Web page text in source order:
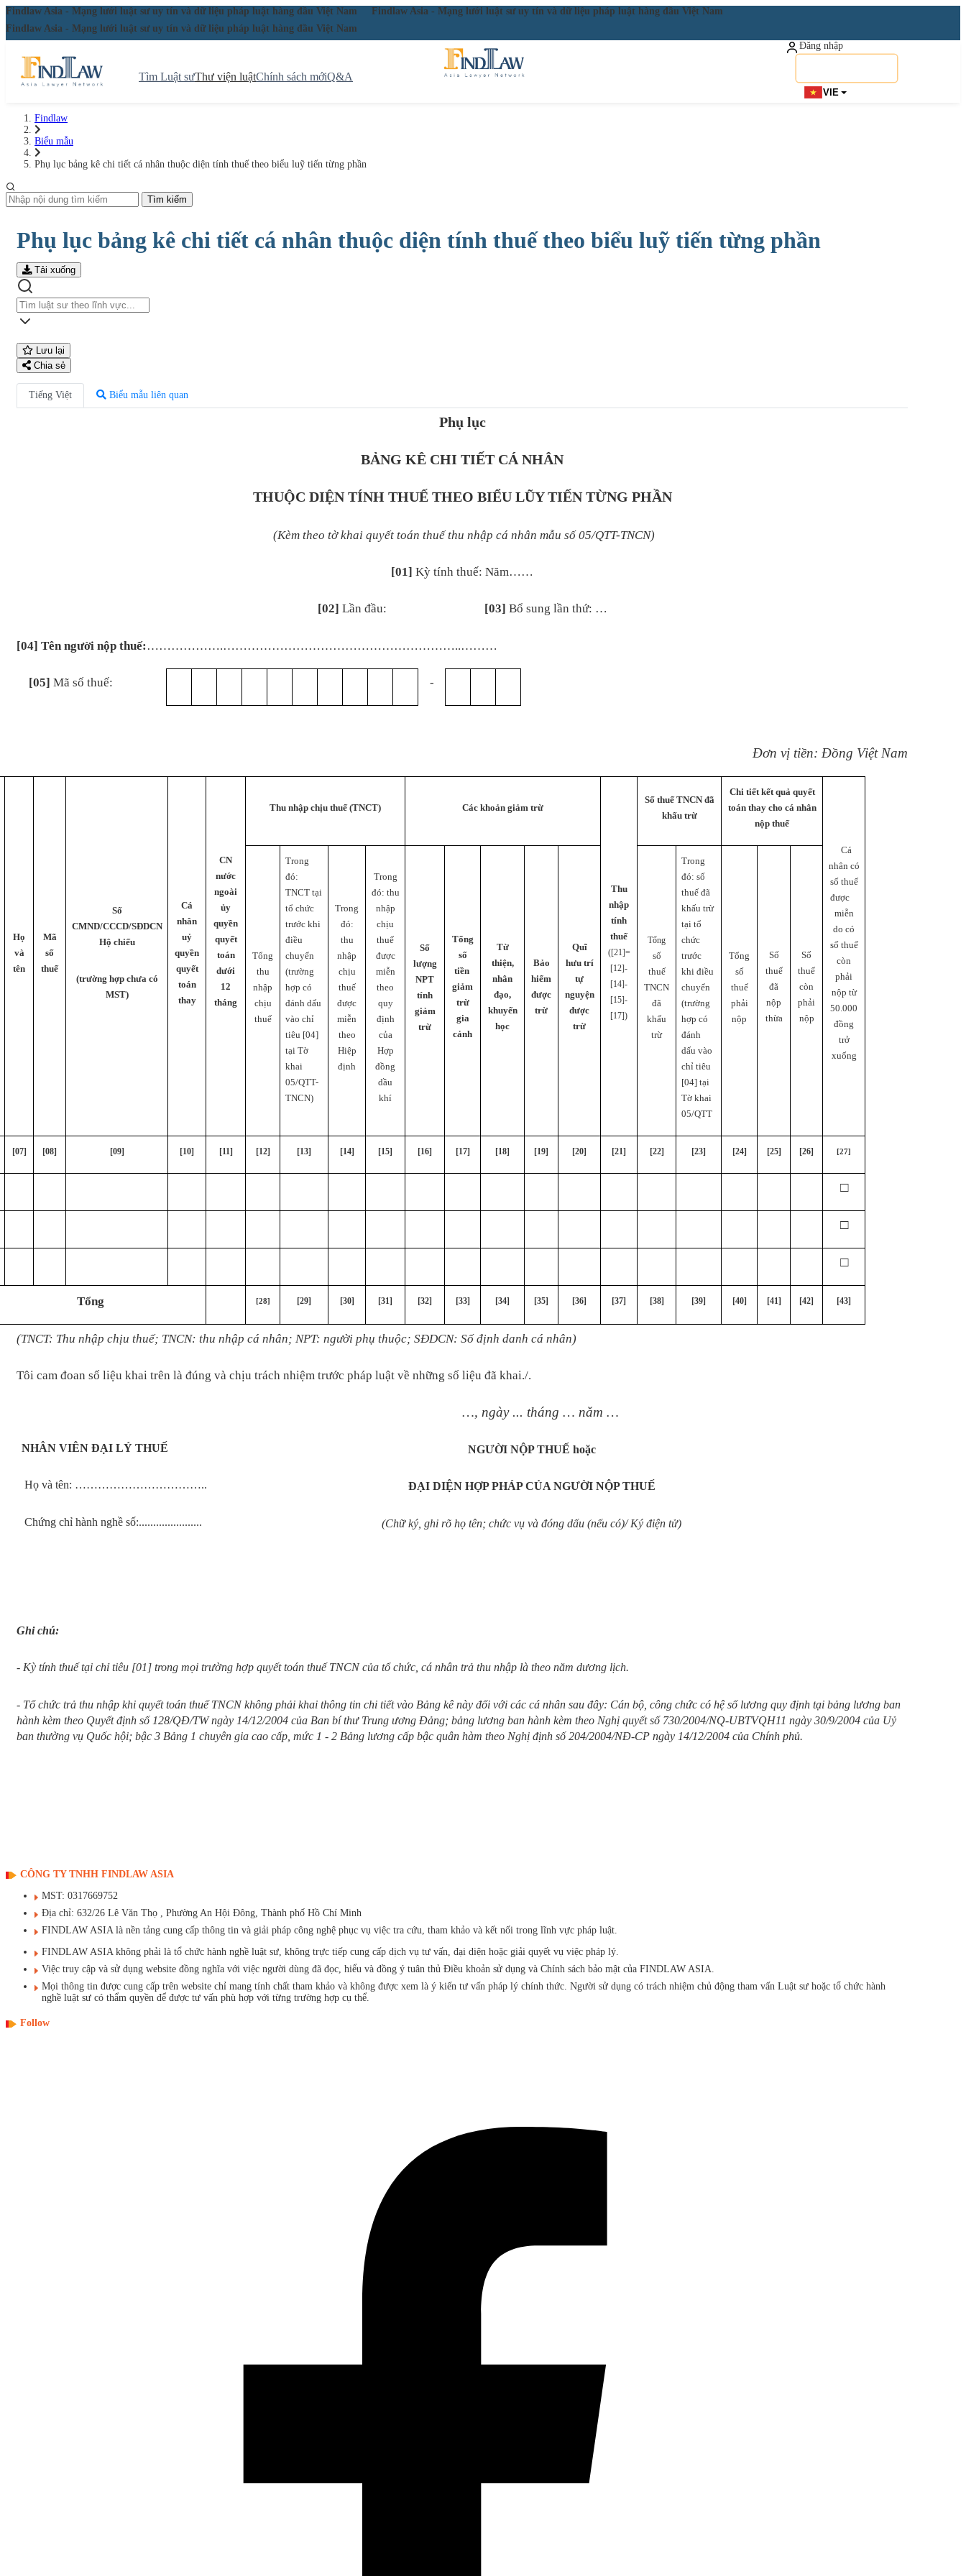
Findlaw Asia - Mạng lưới luật sư uy tín và dữ liệu pháp luật hàng đầu Việt Nam
Findlaw Asia - Mạng lưới luật sư uy tín và dữ liệu pháp luật hàng đầu Việt Nam
Findlaw Asia - Mạng lưới luật sư uy tín và dữ liệu pháp luật hàng đầu Việt Nam
Đăng nhập
VIE
Tìm Luật sưThư viện luậtChính sách mớiQ&A
Findlaw
Biểu mẫu
Phụ lục bảng kê chi tiết cá nhân thuộc diện tính thuế theo biểu luỹ tiến từng phần
Tìm kiếm
Phụ lục bảng kê chi tiết cá nhân thuộc diện tính thuế theo biểu luỹ tiến từng phần
Tải xuống
Lưu lại
Chia sẻ
Tiếng Việt Biểu mẫu liên quan
Phụ lục
BẢNG KÊ CHI TIẾT CÁ NHÂN
THUỘC DIỆN TÍNH THUẾ THEO BIỂU LŨY TIẾN TỪNG PHẦN
(Kèm theo tờ khai quyết toán thuế thu nhập cá nhân mẫu số 05/QTT-TNCN)
[01] Kỳ tính thuế: Năm……
[02] Lần đầu: [03] Bổ sung lần thứ: …
[04] Tên người nộp thuế: ……………….…………………………………………………..………
[05]Mã số thuế: -
Đơn vị tiền: Đồng Việt Nam
Họ
và
tên
Mã
số
thuế
Số
CMND/CCCD/SĐDCN
Hộ chiếu
(trường hợp chưa có
MST)
Cá
nhân
uỷ
quyền
quyết
toán
thay
Thu nhập chịu thuế (TNCT) Các khoản giảm trừ
Thu
nhập
tính
thuế
([21]=
[12]-
[14]-
[15]-
[17])
Số thuế TNCN đã
khấu trừ
Chi tiết kết quả quyết
toán thay cho cá nhân
nộp thuế
Cá
nhân có
số thuế
được
miễn
do có
số thuế
còn
phải
nộp từ
50.000
đồng
trở
xuống
CN
nước
ngoài
ủy
quyền
quyết
toán
dưới
12
tháng
Tổng
thu
nhập
chịu
thuế
Trong
đó:
TNCT tại
tổ chức
trước khi
điều
chuyển
(trường
hợp có
đánh dấu
vào chỉ
tiêu [04]
tại Tờ
khai
05/QTT-
TNCN)
Trong
đó:
thu
nhập
chịu
thuế
được
miễn
theo
Hiệp
định
Trong
đó: thu
nhập
chịu
thuế
được
miễn
theo
quy
định
của
Hợp
đồng
dầu
khí
Số
lượng
NPT
tính
giảm
trừ
Tổng
số
tiền
giảm
trừ
gia
cảnh
Từ
thiện,
nhân
đạo,
khuyến
học
Bảo
hiểm
được
trừ
Quĩ
hưu trí
tự
nguyện
được
trừ
Tổng
số
thuế
TNCN
đã
khấu
trừ
Trong
đó: số
thuế đã
khấu trừ
tại tổ
chức
trước
khi điều
chuyển
(trường
hợp có
đánh
dấu vào
chỉ tiêu
[04] tại
Tờ khai
05/QTT
Tổng
số
thuế
phải
nộp
Số
thuế
đã
nộp
thừa
Số
thuế
còn
phải
nộp
[07] [08] [09] [10] [11] [12] [13] [14] [15] [16] [17] [18] [19] [20] [21] [22] [23] [24] [25] [26] [27]
□
□
□
Tổng [28] [29] [30] [31] [32] [33] [34] [35] [36] [37] [38] [39] [40] [41] [42] [43]
(TNCT: Thu nhập chịu thuế; TNCN: thu nhập cá nhân; NPT: người phụ thuộc; SĐDCN: Số định danh cá nhân)
Tôi cam đoan số liệu khai trên là đúng và chịu trách nhiệm trước pháp luật về những số liệu đã khai./.
NHÂN VIÊN ĐẠI LÝ THUẾ
Họ và tên: ……………………………..
Chứng chỉ hành nghề số:......................
…, ngày ... tháng … năm …
NGƯỜI NỘP THUẾ hoặc
ĐẠI DIỆN HỢP PHÁP CỦA NGƯỜI NỘP THUẾ
(Chữ ký, ghi rõ họ tên; chức vụ và đóng dấu (nếu có)/ Ký điện tử)
Ghi chú:
- Kỳ tính thuế tại chỉ tiêu [01] trong mọi trường hợp quyết toán thuế TNCN của tổ chức, cá nhân trả thu nhập là theo năm dương lịch.
- Tổ chức trả thu nhập khi quyết toán thuế TNCN không phải khai thông tin chi tiết vào Bảng kê này đối với các cá nhân sau đây: Cán bộ, công chức có hệ số lương quy định tại bảng lương ban
hành kèm theo Quyết định số 128/QĐ/TW ngày 14/12/2004 của Ban bí thư Trung ương Đảng; bảng lương ban hành kèm theo Nghị quyết số 730/2004/NQ-UBTVQH11 ngày 30/9/2004 của Uỷ
ban thường vụ Quốc hội; bậc 3 Bảng 1 chuyên gia cao cấp, mức 1 - 2 Bảng lương cấp bậc quân hàm theo Nghị định số 204/2004/NĐ-CP ngày 14/12/2004 của Chính phủ.
CÔNG TY TNHH FINDLAW ASIA
MST: 0317669752
Địa chỉ: 632/26 Lê Văn Thọ , Phường An Hội Đông, Thành phố Hồ Chí Minh
FINDLAW ASIA là nền tảng cung cấp thông tin và giải pháp công nghệ phục vụ việc tra cứu, tham khảo và kết nối trong lĩnh vực pháp luật.
FINDLAW ASIA không phải là tổ chức hành nghề luật sư, không trực tiếp cung cấp dịch vụ tư vấn, đại diện hoặc giải quyết vụ việc pháp lý.
Việc truy cập và sử dụng website đồng nghĩa với việc người dùng đã đọc, hiểu và đồng ý tuân thủ Điều khoản sử dụng và Chính sách bảo mật của FINDLAW ASIA.
Mọi thông tin được cung cấp trên website chỉ mang tính chất tham khảo và không được xem là ý kiến tư vấn pháp lý chính thức. Người sử dụng có trách nhiệm chủ động tham vấn Luật sư hoặc tổ chức hành
nghề luật sư có thẩm quyền để được tư vấn phù hợp với từng trường hợp cụ thể.
Follow